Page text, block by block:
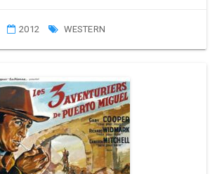
2012 WESTERN